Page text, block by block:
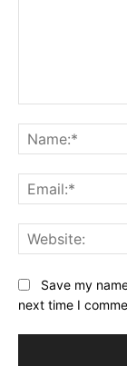
Save my
next time I